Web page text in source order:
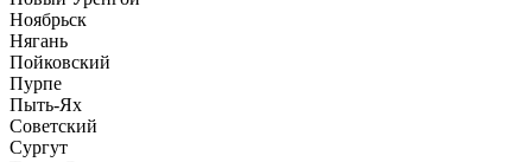
Ноябрьск
Нягань
Пойковский
Пурпе
Пыть-Ях
Советский
Сургут